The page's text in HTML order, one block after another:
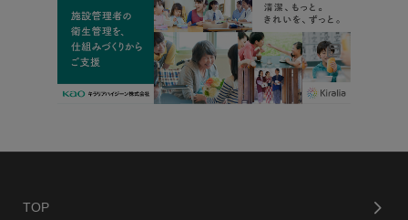
TOP